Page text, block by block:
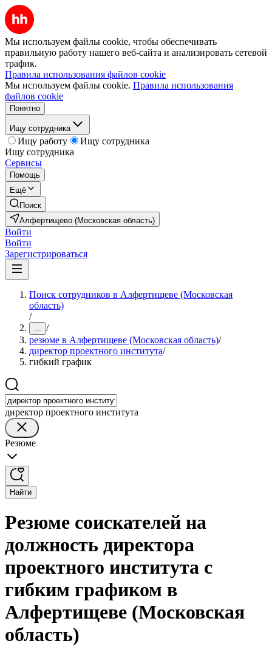
Мы используем файлы cookie, чтобы обеспечивать
правильную работу нашего веб-сайта и анализировать сетевой
трафик.
Правила использования файлов cookie
Мы используем файлы cookie. Правила использования
файлов cookie
Понятно
Ищу сотрудника
Ищу работу
Ищу сотрудника
Ищу сотрудника
Сервисы
Помощь
Ещё
Поиск
Алфертищево (Московская область)
Войти
Войти
Зарегистрироваться
Поиск сотрудников в Алфертищеве (Московская
область)
/
... /
резюме в Алфертищеве (Московская область)/
директор проектного института/
гибкий график
директор проектного института
Резюме
Найти
Резюме соискателей на
должность директора
проектного института с
гибким графиком в
Алфертищеве (Московская
область)